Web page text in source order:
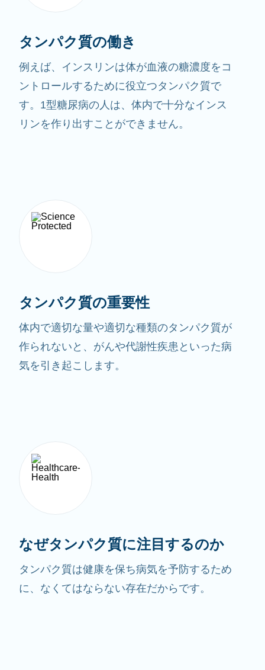
タンパク質の働き
例えば、インスリンは体が血液の糖濃度をコ
ントロールするために役立つタンパク質で
す。1型糖尿病の人は、体内で十分なインス
リンを作り出すことができません。
タンパク質の重要性
体内で適切な量や適切な種類のタンパク質が
作られないと、がんや代謝性疾患といった病
気を引き起こします。
なぜタンパク質に注目するのか
タンパク質は健康を保ち病気を予防するため
に、なくてはならない存在だからです。